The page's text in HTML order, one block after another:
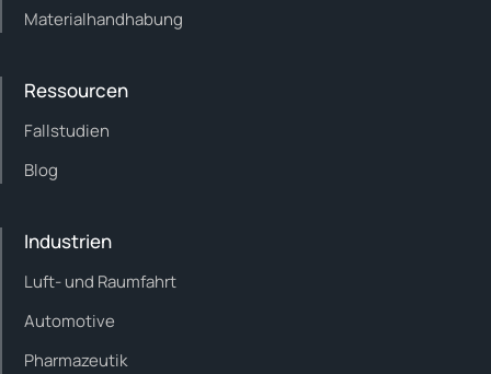
Materialhandhabung
Ressourcen
Fallstudien
Blog
Industrien
Luft- und Raumfahrt
Automotive
Pharmazeutik